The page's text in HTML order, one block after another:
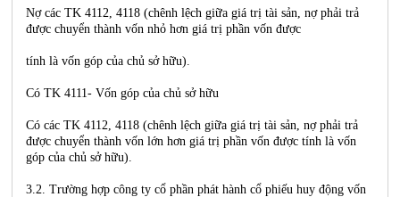
Nợ các TK 4112, 4118 (chênh lệch giữa giá trị tài sản, nợ phải trả
được chuyển thành vốn nhỏ hơn giá trị phần vốn được
tính là vốn góp của chủ sở hữu).
Có TK 4111- Vốn góp của chủ sở hữu
Có các TK 4112, 4118 (chênh lệch giữa giá trị tài sản, nợ phải trả
được chuyển thành vốn lớn hơn giá trị phần vốn được tính là vốn
góp của chủ sở hữu).
3.2. Trường hợp công ty cổ phần phát hành cổ phiếu huy động vốn